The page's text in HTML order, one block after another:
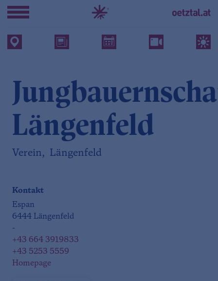
Längenfeld
Verein, Längenfeld
Kontakt
Espan
6444 Längenfeld
-
+43 664 3919833
+43 5253 5559
Homepage